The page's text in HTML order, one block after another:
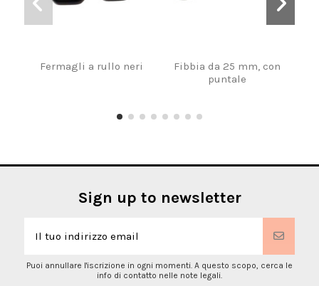
Fermagli a rullo neri
Fibbia da 25 mm, con
puntale
Sign up to newsletter
Puoi annullare l'iscrizione in ogni momenti. A questo scopo, cerca le
info di contatto nelle note legali.